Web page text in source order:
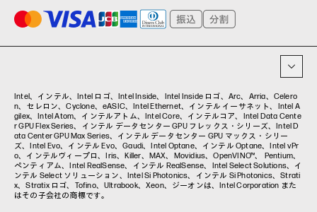
プリンター
タグ一覧
Intel、インテル、Intel ロゴ、Intel Inside、Intel Inside ロゴ、Arc、Arria、Celero
n、セレロン、Cyclone、eASIC、Intel Ethernet、インテル イーサネット、Intel A
gilex、Intel Atom、インテルアトム、Intel Core、インテルコア、Intel Data Cente
r GPU Flex Series、インテル データセンター GPU フレックス・シリーズ、Intel D
ata Center GPU Max Series、インテル データセンター GPU マックス・シリー
ズ、Intel Evo、インテル Evo、Gaudi、Intel Optane、インテル Optane、Intel vPr
o、インテルヴィープロ、Iris、Killer、MAX、Movidius、OpenVINO™、 Pentium、
ペンティアム、Intel RealSense、インテル RealSense、Intel Select Solutions、イ
ンテル Select ソリューション、Intel Si Photonics、インテル Si Photonics、Strati
x、Stratix ロゴ、Tofino、Ultrabook、Xeon、ジーオンは、Intel Corporation また
はその子会社の商標です。